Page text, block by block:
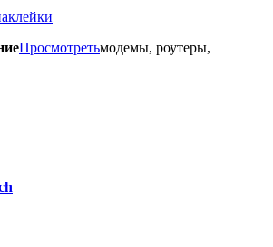
Просмотретьмодемы, роутеры,